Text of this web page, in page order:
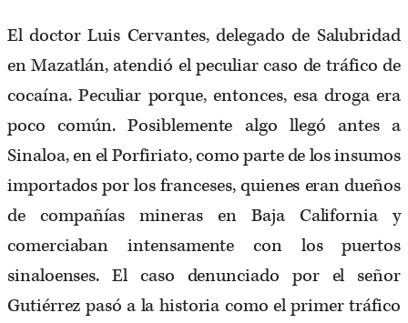
El doctor Luis Cervantes, delegado de Salubridad
en Mazatlán, atendió el peculiar caso de tráfico de
cocaína. Peculiar porque, entonces, esa droga era
poco común. Posiblemente algo llegó antes a
Sinaloa, en el Porfiriato, como parte de los insumos
importados por los franceses, quienes eran dueños
de compañías mineras en Baja California y
comerciaban intensamente con los puertos
sinaloenses. El caso denunciado por el señor
Gutiérrez pasó a la historia como el primer tráfico